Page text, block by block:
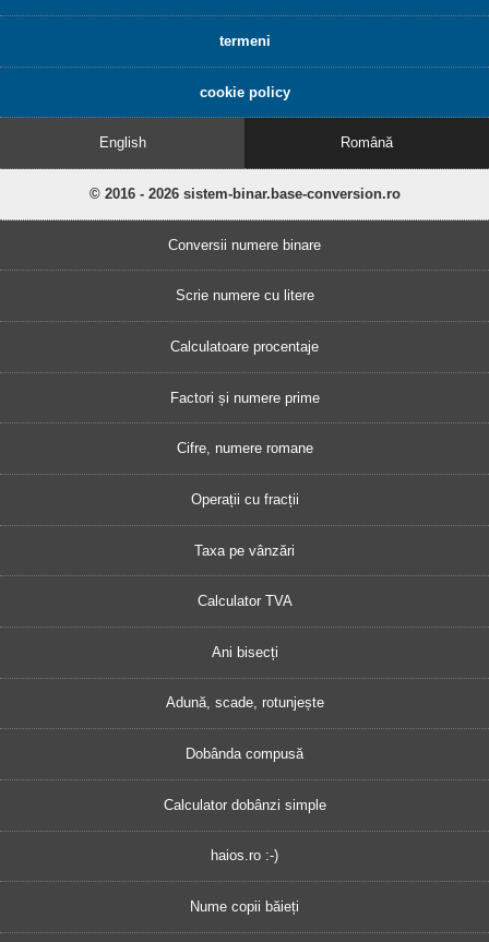
termeni
cookie policy
English Română
© 2016 - 2026 sistem-binar.base-conversion.ro
Conversii numere binare
Scrie numere cu litere
Calculatoare procentaje
Factori și numere prime
Cifre, numere romane
Operații cu fracții
Taxa pe vânzări
Calculator TVA
Ani bisecți
Adună, scade, rotunjește
Dobânda compusă
Calculator dobânzi simple
haios.ro :-)
Nume copii băieți